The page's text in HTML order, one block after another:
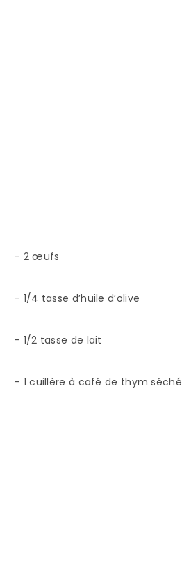
– 2 œufs
– 1/4 tasse d’huile d’olive
– 1/2 tasse de lait
– 1 cuillère à café de thym séché